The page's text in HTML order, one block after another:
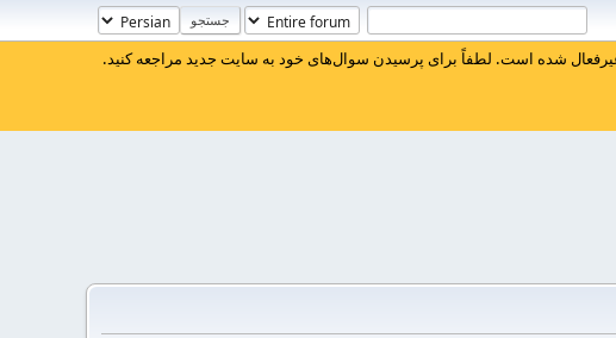
شده است. لطفاً برای پرسیدن سوال‌های خود به سایت جدید مراجعه کنید.